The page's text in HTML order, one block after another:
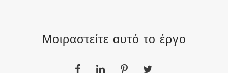
Μοιραστείτε αυτό το έργο